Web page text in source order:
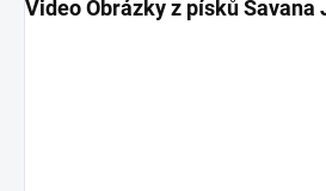
Video Obrázky z písků Savana